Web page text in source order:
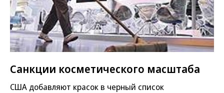
Санкции косметического масштаба
США добавляют красок в черный список